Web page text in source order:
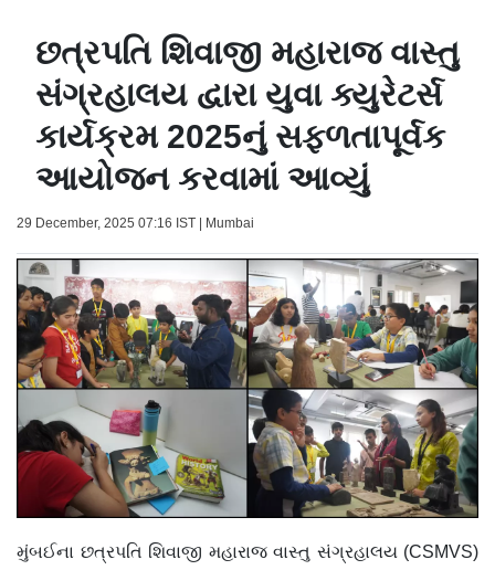
છત્રપતિ શિવાજી મહારાજ વાસ્તુ
સંગ્રહાલય દ્વારા યુવા ક્યુરેટર્સ
કાર્યક્રમ 2025નું સફળતાપૂર્વક
આયોજન કરવામાં આવ્યું
29 December, 2025 07:16 IST | Mumbai
મુંબઈના છત્રપતિ શિવાજી મહારાજ વાસ્તુ સંગ્રહાલય (CSMVS)